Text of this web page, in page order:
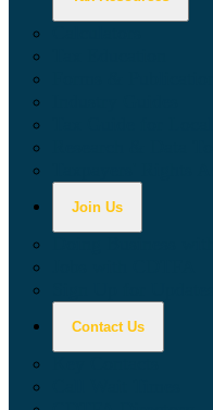
Join Us
Contact Us